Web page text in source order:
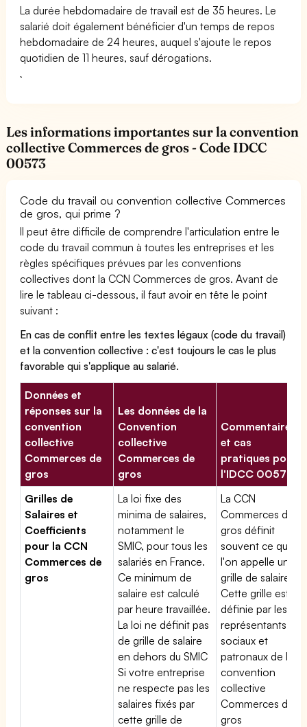
La durée hebdomadaire de travail est de 35 heures. Le
salarié doit également bénéficier d'un temps de repos
hebdomadaire de 24 heures, auquel s'ajoute le repos
quotidien de 11 heures, sauf dérogations.
Les informations importantes sur la convention
collective Commerces de gros - Code IDCC
00573
Code du travail ou convention collective Commerces
de gros, qui prime ?
Il peut être difficile de comprendre l'articulation entre le
code du travail commun à toutes les entreprises et les
règles spécifiques prévues par les conventions
collectives dont la CCN Commerces de gros. Avant de
lire le tableau ci-dessous, il faut avoir en tête le point
suivant :
En cas de conflit entre les textes légaux (code du travail)
et la convention collective : c'est toujours le cas le plus
favorable qui s'applique au salarié.
Données et
réponses sur la
convention
collective
Commerces de
gros
Les données de la
Convention
collective
Commerces de
gros
Commentaires
et cas
pratiques pour
l'IDCC 00573
Grilles de
Salaires et
Coefficients
pour la CCN
Commerces de
gros
La loi fixe des
minima de salaires,
notamment le
SMIC, pour tous les
salariés en France.
Ce minimum de
salaire est calculé
par heure travaillée.
La loi ne définit pas
de grille de salaire
en dehors du SMIC
Si votre entreprise
ne respecte pas les
salaires fixés par
cette grille de
La CCN
Commerces de
gros définit
souvent ce que
l'on appelle une
grille de salaires.
Cette grille est
définie par les
représentants
sociaux et
patronaux de la
convention
collective
Commerces de
gros